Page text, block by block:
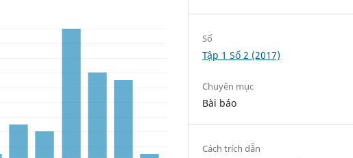
Số
Tập 1 Số 2 (2017)
Chuyên mục
Bài báo
Cách trích dẫn